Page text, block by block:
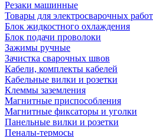
Резаки машинные
Товары для электросварочных работ
Блок жидкостного охлаждения
Блок подачи проволоки
Зажимы ручные
Зачистка сварочных швов
Кабели, комплекты кабелей
Кабельные вилки и розетки
Клеммы заземления
Магнитные приспособления
Магнитные фиксаторы и уголки
Панельные вилки и розетки
Пеналы-термосы